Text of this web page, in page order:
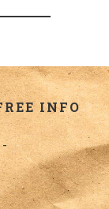
INFO